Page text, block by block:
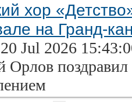
хор
на Гранд-
Jul 2026
Орлов